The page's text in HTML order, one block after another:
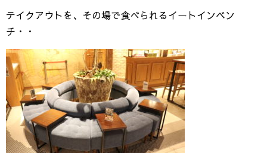
テイクアウトを、その場で食べられるイートインベン
チ・・